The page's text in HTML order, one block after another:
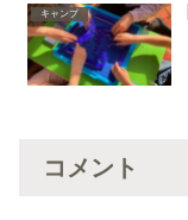
キャンプ
コメント